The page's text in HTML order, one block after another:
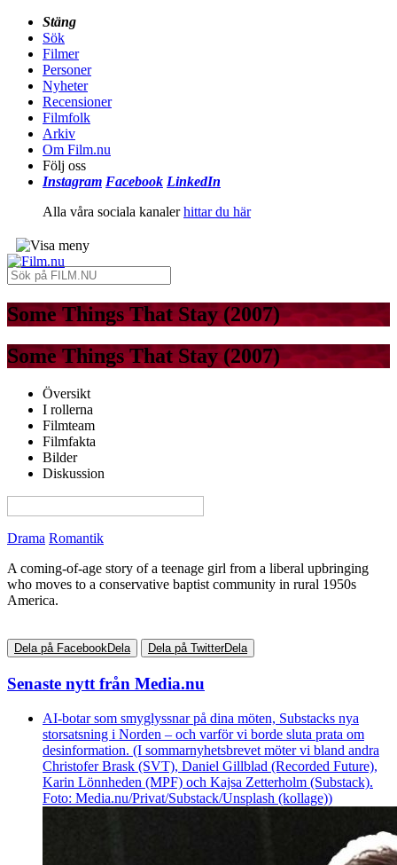
Stäng
Sök
Filmer
Personer
Nyheter
Recensioner
Filmfolk
Arkiv
Om Film.nu
Följ oss
Instagram Facebook LinkedIn
Alla våra sociala kanalerhittar du här
Some Things That Stay (2007)
Some Things That Stay (2007)
Översikt
I rollerna
Filmteam
Filmfakta
Bilder
Diskussion
Drama Romantik
A coming-of-age story of a teenage girl from a liberal upbringing
who moves to a conservative baptist community in rural 1950s
America.
Dela på FacebookDela Dela på TwitterDela
Senaste nytt från Media.nu
AI-botar som smyglyssnar på dina möten, Substacks nya
storsatsning i Norden – och varför vi borde sluta prata om
desinformation. (I sommarnyhetsbrevet möter vi bland andra
Christofer Brask (SVT), Daniel Gillblad (Recorded Future),
Karin Lönnheden (MPF) och Kajsa Zetterholm (Substack).
Foto: Media.nu/Privat/Substack/Unsplash (kollage))